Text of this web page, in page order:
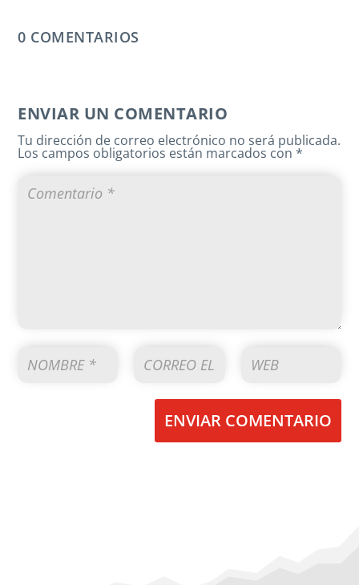
0 COMENTARIOS
ENVIAR UN COMENTARIO
Tu dirección de correo electrónico no será publicada.
Los campos obligatorios están marcados con*
ENVIAR COMENTARIO